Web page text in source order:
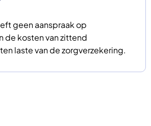
geen aanspraak op
de kosten van zittend
laste van de zorgverzekering.